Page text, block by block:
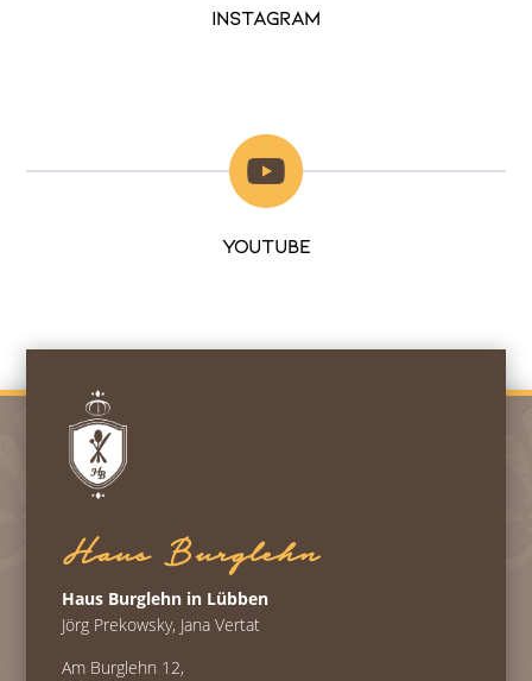
Instagram
Youtube
Haus Burglehn
Haus Burglehn in Lübben
Jörg Prekowsky, Jana Vertat
Am Burglehn 12,